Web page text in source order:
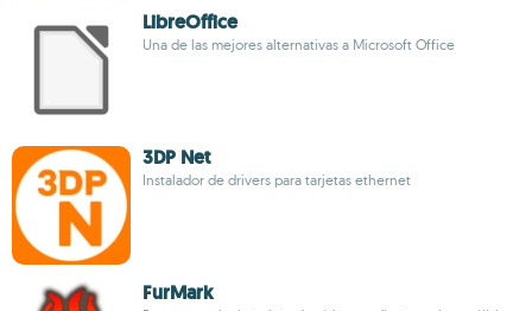
LibreOffice
Una de las mejores alternativas a Microsoft Office
3DP Net
Instalador de drivers para tarjetas ethernet
FurMark